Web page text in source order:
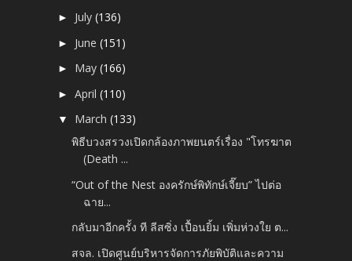
► July(136)
► June(151)
► May(166)
►April(110)
▼ March(133)
พิธีบวงสรวงเปิดกล้องภาพยนตร์เรื่อง "โทรฆาต
(Death ...
“Out of the Nest องครักษ์พิทักษ์เจี๊ยบ” ไปต่อ
ฉาย...
กลับมาอีกครั้ง ที ลีสซิ่ง เปื้อนยิ้ม เพิ่มห่วงใย ต...
สจล. เปิดศูนย์บริหารจัดการภัยพิบัติและความ